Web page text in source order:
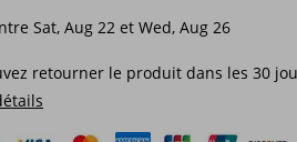
Sat, Aug 22 et Wed, Aug 26
retourner le produit dans les 30